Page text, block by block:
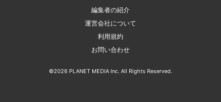
編集者の紹介
運営会社について
利用規約
お問い合わせ
©2026 PLANET MEDIA Inc. All Rights Reserved.